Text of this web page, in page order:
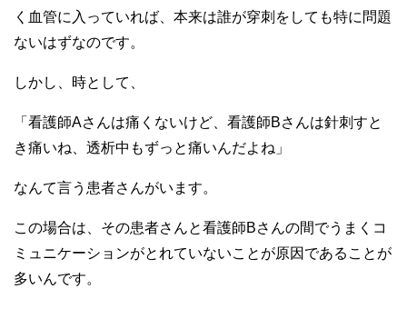
く血管に入っていれば、本来は誰が穿刺をしても特に問題
ないはずなのです。
しかし、時として、
「看護師Aさんは痛くないけど、看護師Bさんは針刺すと
き痛いね、透析中もずっと痛いんだよね」
なんて言う患者さんがいます。
この場合は、その患者さんと看護師Bさんの間でうまくコ
ミュニケーションがとれていないことが原因であることが
多いんです。